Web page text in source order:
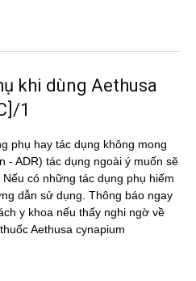
khi dùng Aethusa
1
phụ hay tác dụng không mong
- ADR) tác dụng ngoài ý muốn sẽ
có những tác dụng phụ hiếm
dẫn sử dụng. Thông báo ngay
y khoa nếu thấy nghi ngờ về
Aethusa cynapium